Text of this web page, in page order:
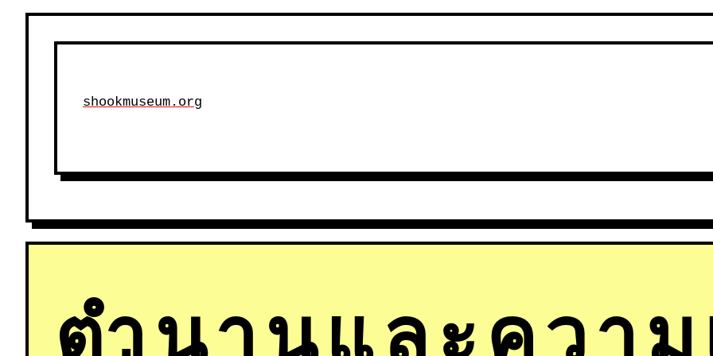
shookmuseum.org
ตำนานและความ